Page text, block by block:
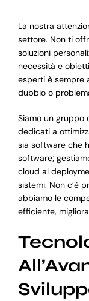
La nostra
settore. Non ti
soluzioni
necessità e
esperti è sempre
dubbio o
Siamo un gruppo
dedicati a
sia software che
software;
cloud al
sistemi. Non c’è
abbiamo le
efficiente,